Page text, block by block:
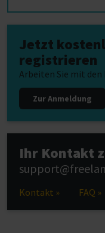
Jetzt
registrieren
Arbeiten Sie mit den
Zur Anmeldung
Ihr Kontakt
Kontakt » FAQ »